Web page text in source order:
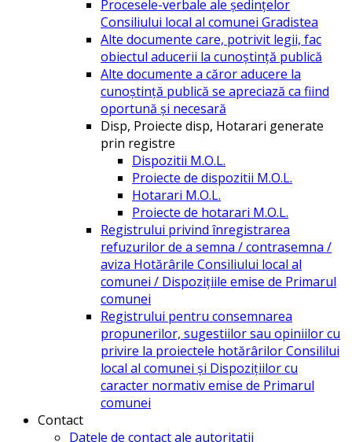
Procesele-verbale ale ședințelor
Consiliului local al comunei Gradistea
Alte documente care, potrivit legii, fac
obiectul aducerii la cunoștință publică
Alte documente a căror aducere la
cunoștință publică se apreciază ca fiind
oportună și necesară
Disp, Proiecte disp, Hotarari generate
prin registre
Dispozitii M.O.L.
Proiecte de dispozitii M.O.L.
Hotarari M.O.L.
Proiecte de hotarari M.O.L.
Registrului privind înregistrarea
refuzurilor de a semna / contrasemna /
aviza Hotărârile Consiliului local al
comunei / Dispozițiile emise de Primarul
comunei
Registrului pentru consemnarea
propunerilor, sugestiilor sau opiniilor cu
privire la proiectele hotărârilor Consililui
local al comunei și Dispozițiilor cu
caracter normativ emise de Primarul
comunei
Contact
Datele de contact ale autoritatii